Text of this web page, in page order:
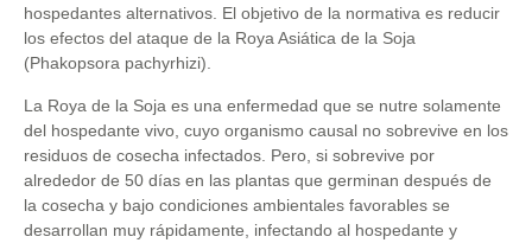
hospedantes alternativos. El objetivo de la normativa es reducir
los efectos del ataque de la Roya Asiática de la Soja
(Phakopsora pachyrhizi).
La Roya de la Soja es una enfermedad que se nutre solamente
del hospedante vivo, cuyo organismo causal no sobrevive en los
residuos de cosecha infectados. Pero, si sobrevive por
alrededor de 50 días en las plantas que germinan después de
la cosecha y bajo condiciones ambientales favorables se
desarrollan muy rápidamente, infectando al hospedante y